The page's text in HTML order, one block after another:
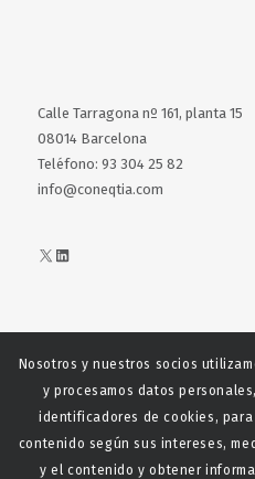
Calle Tarragona nº 161, planta 15
08014 Barcelona
Teléfono: 93 304 25 82
info@coneqtia.com
X LinkedIn
Web realizada con el patrocinio
Español de Derechos
Nosotros y nuestros socios
y procesamos datos
identificadores de cookies,
contenido según sus intereses,
y el contenido y obtener